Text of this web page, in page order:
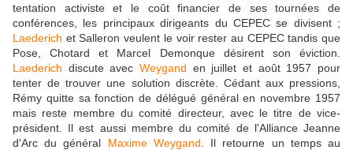
tentation activiste et le coût financier de ses tournées de
conférences, les principaux dirigeants du CEPEC se divisent ;
Laederich et Salleron veulent le voir rester au CEPEC tandis que
Pose, Chotard et Marcel Demonque désirent son éviction.
Laederich discute avec Weygand en juillet et août 1957 pour
tenter de trouver une solution discrète. Cédant aux pressions,
Rémy quitte sa fonction de délégué général en novembre 1957
mais reste membre du comité directeur, avec le titre de vice-
président. Il est aussi membre du comité de l'Alliance Jeanne
d'Arc du général Maxime Weygand . Il retourne un temps au